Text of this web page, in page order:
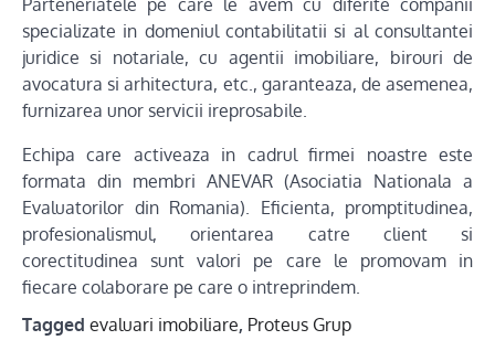
Parteneriatele pe care le avem cu diferite companii
specializate in domeniul contabilitatii si al consultantei
juridice si notariale, cu agentii imobiliare, birouri de
avocatura si arhitectura, etc., garanteaza, de asemenea,
furnizarea unor servicii ireprosabile.
Echipa care activeaza in cadrul firmei noastre este
formata din membri ANEVAR (Asociatia Nationala a
Evaluatorilor din Romania). Eficienta, promptitudinea,
profesionalismul, orientarea catre client si
corectitudinea sunt valori pe care le promovam in
fiecare colaborare pe care o intreprindem.
Tagged evaluari imobiliare, Proteus Grup